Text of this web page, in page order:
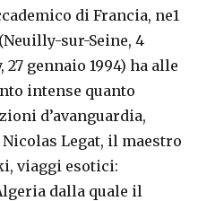
di Francia, ne1
sur-Seine, 4
27 gennaio 1994) ha alle
intense quanto
d’avanguardia,
Legat, il maestro
viaggi esotici:
dalla quale il